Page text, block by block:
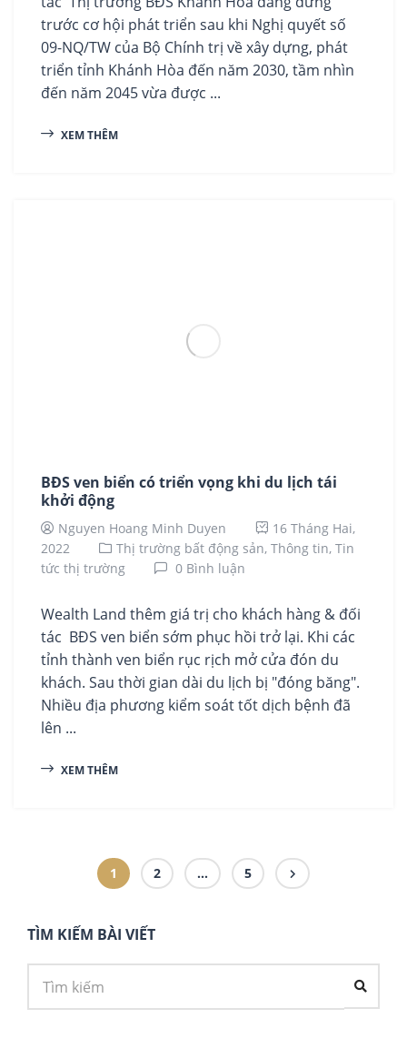
trước cơ hội phát triển sau khi Nghị quyết số
09-NQ/TW của Bộ Chính trị về xây dựng, phát
triển tỉnh Khánh Hòa đến năm 2030, tầm nhìn
đến năm 2045 vừa được ...
XEM THÊM
BĐS ven biển có triển vọng khi du lịch tái
khởi động
Nguyen Hoang Minh Duyen
16 Tháng Hai,
2022
Thị trường bất động sản, Thông tin, Tin
tức thị trường
0 Bình luận
Wealth Land thêm giá trị cho khách hàng & đối
tác BĐS ven biển sớm phục hồi trở lại. Khi các
tỉnh thành ven biển rục rịch mở cửa đón du
khách. Sau thời gian dài du lịch bị "đóng băng".
Nhiều địa phương kiểm soát tốt dịch bệnh đã
lên ...
XEM THÊM
1 2 … 5
TÌM KIẾM BÀI VIẾT